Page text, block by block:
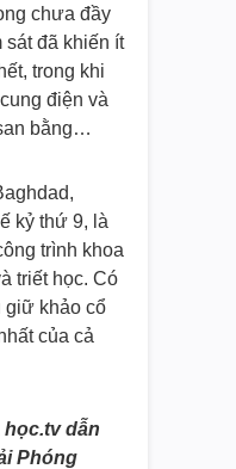
chưa đầy
sát đã khiến ít
trong khi
điện và
bằng…
kỷ thứ 9, là
trình khoa
triết học. Có
giữ khảo cổ
của cả
học.tv dẫn
Phóng